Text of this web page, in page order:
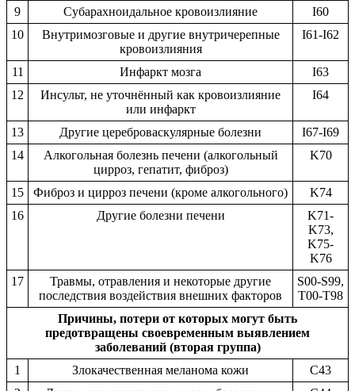
9
Субарахноидальное кровоизлияние
I60
10
Внутримозговые и другие внутричерепные
кровоизлияния
I61-I62
11 Инфаркт мозга
I63
12
Инсульт, не уточнённый как кровоизлияние
или инфаркт
I64
13 Другие цереброваскулярные болезни
I67-I69
14
Алкогольная болезнь печени (алкогольный
цирроз, гепатит, фиброз)
K70
15 Фиброз и цирроз печени (кроме алкогольного)
K74
16
Другие болезни печени
K71-
K73,
K75-
K76
17
Травмы, отравления и некоторые другие
последствия воздействия внешних факторов
S00-S99,
T00-T98
Причины, потери от которых могут быть
предотвращены своевременным выявлением
заболеваний (вторая группа)
1
Злокачественная меланома кожи
C43